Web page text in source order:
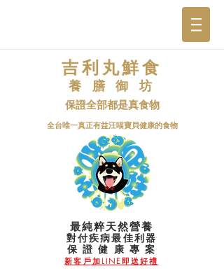
吉利丸鮮食
養 膳 御 坊
保證全部都是真食物
​全台唯一真正有益汪喵寶貝健康的食物
最純粹天然營養
對付疾病最佳利器
​保 證 健 康 專 案
新客戶加LINE即送好禮